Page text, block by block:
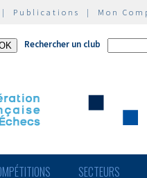
| Publications | Mon
Rechercher un club
SECTEURS